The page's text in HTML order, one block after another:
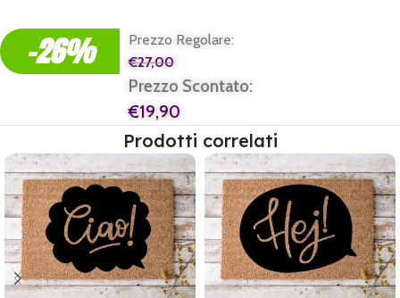
-26%
Prezzo Regolare:
€27,00
Prezzo Scontato:
€19,90
Prodotti correlati